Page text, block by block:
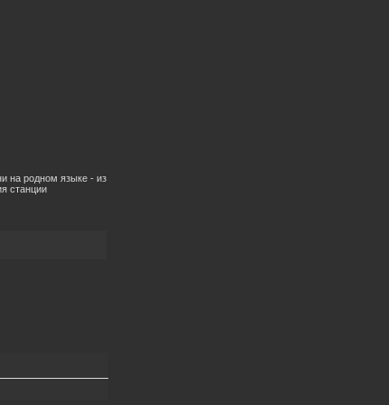
на родном языке - из
станции